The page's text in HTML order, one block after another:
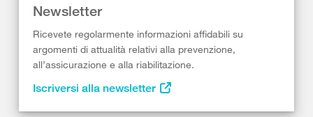
Newsletter
Ricevete regolarmente informazioni affidabili su
argomenti di attualità relativi alla prevenzione,
all’assicurazione e alla riabilitazione.
Iscriversi alla newsletter